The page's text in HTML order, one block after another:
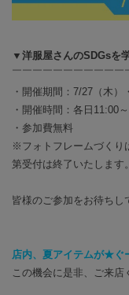
▼洋服屋さんのSDGsを
￣￣￣￣￣￣￣￣￣￣￣
・開催期間：7/27（木）
・開催時間：各日11:00
・参加費無料
※フォトフレームづくり
第受付は終了いたします。
皆様のご参加をお待ち
店内、夏アイテムが★ぐ
この機会に是非、ご来店